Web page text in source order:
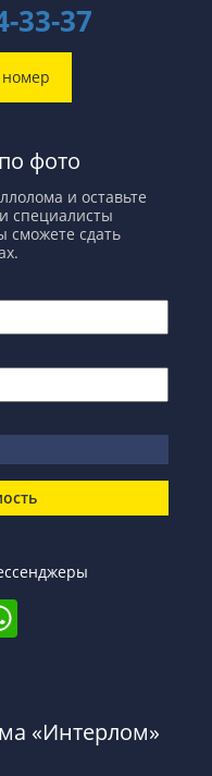
33-37
номер
фото
и оставьте
специалисты
сможете сдать
«Интерлом»